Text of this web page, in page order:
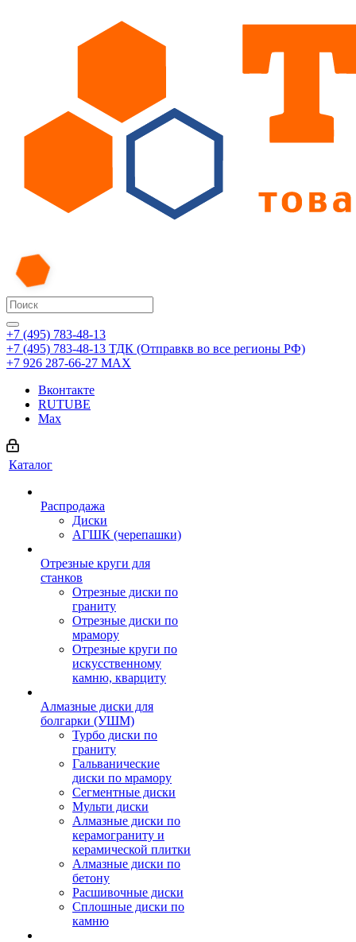
+7 (495) 783-48-13
+7 (495) 783-48-13 ТДК (Отправкв во все регионы РФ)
+7 926 287-66-27 МАХ
Вконтакте
RUTUBE
Max
Каталог
Распродажа
Диски
АГШК (черепашки)
Отрезные круги для
станков
Отрезные диски по
граниту
Отрезные диски по
мрамору
Отрезные круги по
искусственному
камню, кварциту
Алмазные диски для
болгарки (УШМ)
Турбо диски по
граниту
Гальванические
диски по мрамору
Сегментные диски
Мульти диски
Алмазные диски по
керамограниту и
керамической плитки
Алмазные диски по
бетону
Расшивочные диски
Сплошные диски по
камню